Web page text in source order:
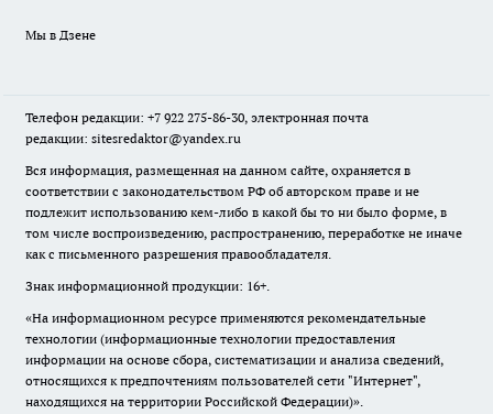
Мы в Дзене
Телефон редакции: +7 922 275-86-30, электронная почта
редакции: sitesredaktor@yandex.ru
Вся информация, размещенная на данном сайте, охраняется в
соответствии с законодательством РФ об авторском праве и не
подлежит использованию кем-либо в какой бы то ни было форме, в
том числе воспроизведению, распространению, переработке не иначе
как с письменного разрешения правообладателя.
Знак информационной продукции: 16+.
«На информационном ресурсе применяются рекомендательные
технологии (информационные технологии предоставления
информации на основе сбора, систематизации и анализа сведений,
относящихся к предпочтениям пользователей сети "Интернет",
находящихся на территории Российской Федерации)».